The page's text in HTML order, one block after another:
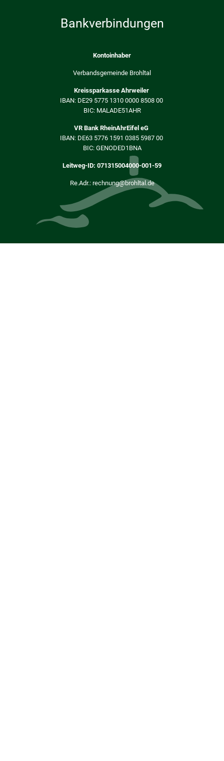
Bankverbindungen
Kontoinhaber
Verbandsgemeinde Brohltal
Kreissparkasse Ahrweiler
IBAN: DE29 5775 1310 0000 8508 00
BIC: MALADE51AHR
VR Bank RheinAhrEifel eG
IBAN: DE63 5776 1591 0385 5987 00
BIC: GENODED1BNA
Leitweg-ID: 071315004000-001-59
Re.Adr.: rechnung@brohltal.de